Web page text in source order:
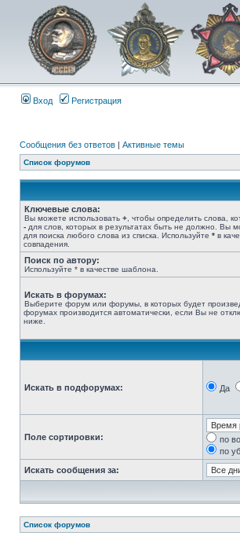
Вход Регистрация
Сообщения без ответов | Активные темы
Список форумов
Ключевые слова:
Вы можете использовать + , чтобы определить слова,
- для слов, которых в результатах быть не должно. Вы
для поиска любого слова из списка. Используйте * в
совпадения.
Поиск по автору:
Используйте * в качестве шаблона.
Искать в форумах:
Выберите форум или форумы, в которых будет
форумах производится автоматически, если Вы не
ниже.
Искать в подфорумах: Да
Поле сортировки:
по
по
Искать сообщения за:
Список форумов